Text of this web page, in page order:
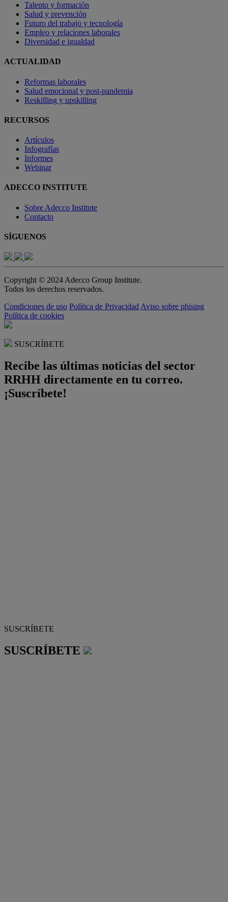
Talento y formación
Salud y prevención
Futuro del trabajo y tecnología
Empleo y relaciones laborales
Diversidad e igualdad
ACTUALIDAD
Reformas laborales
Salud emocional y post-pandemia
Reskilling y upskilling
RECURSOS
Artículos
Infografías
Informes
Webinar
ADECCO INSTITUTE
Sobre Adecco Institute
Contacto
SÍGUENOS
Copyright © 2024 Adecco Group Institute.
Todos los derechos reservados.
Condiciones de uso Política de Privacidad Aviso sobre phising
Política de cookies
SUSCRÍBETE
Recibe las últimas noticias del sector
RRHH directamente en tu correo.
¡Suscríbete!
SUSCRÍBETE
SUSCRÍBETE